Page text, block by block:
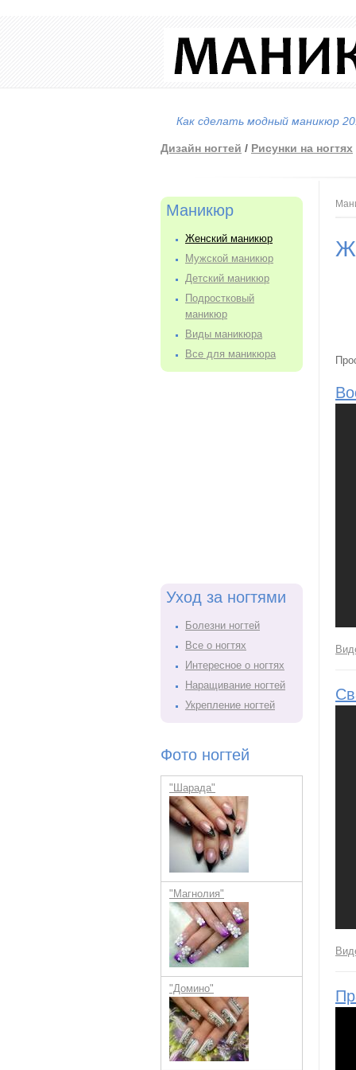
Как сделать модный маникюр
Дизайн ногтей / Рисунки на ногтях
Маникюр
Женский маникюр
Мужской маникюр
Детский маникюр
Подростковый
маникюр
Виды маникюра
Все для маникюра
Уход за ногтями
Болезни ногтей
Все о ногтях
Интересное о ногтях
Наращивание ногтей
Укрепление ногтей
Фото ногтей
"Шарада"
"Магнолия"
"Домино"